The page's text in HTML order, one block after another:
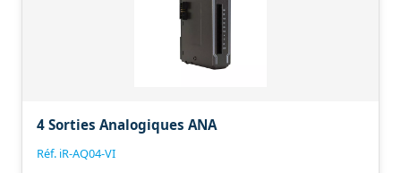
4 Sorties Analogiques ANA
Réf. iR-AQ04-VI